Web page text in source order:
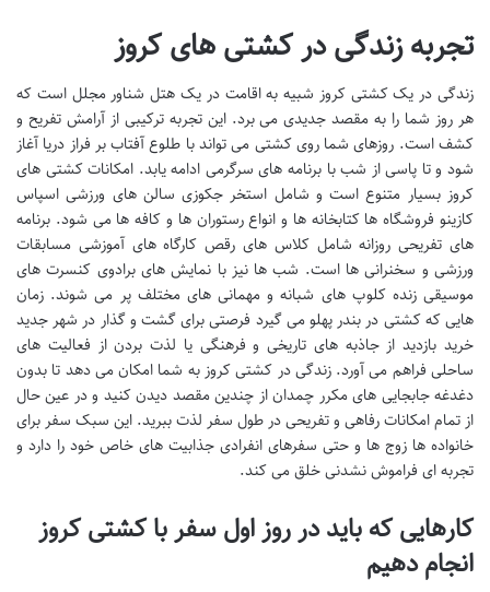
تجربه زندگی در کشتی های کروز
زندگی در یک کشتی کروز شبیه به اقامت در یک هتل شناور مجلل است که
هر روز شما را به مقصد جدیدی می برد. این تجربه ترکیبی از آرامش تفریح و
کشف است. روزهای شما روی کشتی می تواند با طلوع آفتاب بر فراز دریا آغاز
شود و تا پاسی از شب با برنامه های سرگرمی ادامه یابد. امکانات کشتی های
کروز بسیار متنوع است و شامل استخر جکوزی سالن های ورزشی اسپاس
کازینو فروشگاه ها کتابخانه ها و انواع رستوران ها و کافه ها می شود. برنامه
های تفریحی روزانه شامل کلاس های رقص کارگاه های آموزشی مسابقات
ورزشی و سخنرانی ها است. شب ها نیز با نمایش های برادوی کنسرت های
موسیقی زنده کلوپ های شبانه و مهمانی های مختلف پر می شوند. زمان
هایی که کشتی در بندر پهلو می گیرد فرصتی برای گشت و گذار در شهر جدید
خرید بازدید از جاذبه های تاریخی و فرهنگی یا لذت بردن از فعالیت های
ساحلی فراهم می آورد. زندگی در کشتی کروز به شما امکان می دهد تا بدون
دغدغه جابجایی های مکرر چمدان از چندین مقصد دیدن کنید و در عین حال
از تمام امکانات رفاهی و تفریحی در طول سفر لذت ببرید. این سبک سفر برای
خانواده ها زوج ها و حتی سفرهای انفرادی جذابیت های خاص خود را دارد و
تجربه ای فراموش نشدنی خلق می کند.
کارهایی که باید در روز اول سفر با کشتی کروز
انجام دهیم